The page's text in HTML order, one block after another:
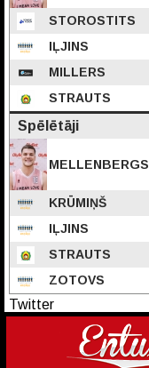
STOROSTITS
IĻJINS
MILLERS
STRAUTS
Spēlētāji
MELLENBERGS
KRŪMIŅŠ
IĻJINS
STRAUTS
ZOTOVS
Twitter